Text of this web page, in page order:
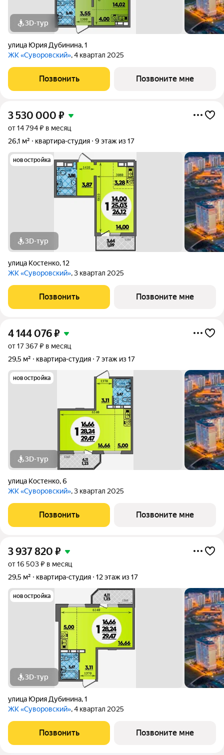
3D-тур
улица Юрия Дубинина,1
ЖК «Суворовский», 4 квартал 2025
Позвонить Позвоните мне
3 530 000 ₽
от 14 794 ₽ в месяц
26,1 м²
квартира-студия 9 этаж из 17
новостройка
3D-тур
улица Костенко,12
ЖК «Суворовский», 3 квартал 2025
Позвонить Позвоните мне
4 144 076₽
от 17 367 ₽ в месяц
29,5 м²
квартира-студия 7 этаж из 17
новостройка
3D-тур
улица Костенко,6
ЖК «Суворовский», 3 квартал 2025
Позвонить Позвоните мне
3 937 820 ₽
от 16 503 ₽ в месяц
29,5 м²
квартира-студия 12 этаж из 17
новостройка
3D-тур
улица Юрия Дубинина,1
ЖК «Суворовский», 4 квартал 2025
Позвонить Позвоните мне